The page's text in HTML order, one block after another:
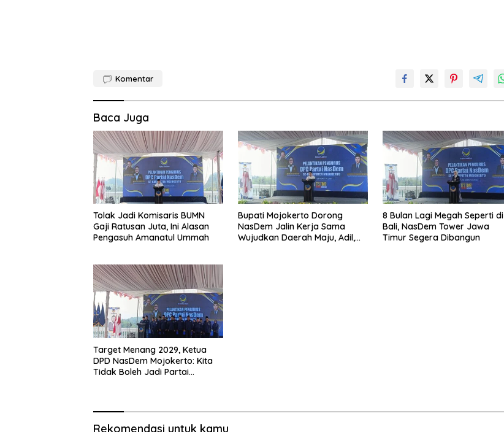
Komentar
Baca Juga
Tolak Jadi Komisaris BUMN
Gaji Ratusan Juta, Ini Alasan
Pengasuh Amanatul Ummah
Bupati Mojokerto Dorong
NasDem Jalin Kerja Sama
Wujudkan Daerah Maju, Adil,
8 Bulan Lagi Megah Seperti di
Bali, NasDem Tower Jawa
Timur Segera Dibangun
Target Menang 2029, Ketua
DPD NasDem Mojokerto: Kita
Tidak Boleh Jadi Partai
Rekomendasi untuk kamu